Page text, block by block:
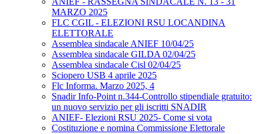
MARZO 2025
FLC CGIL - ELEZIONI RSU LOCANDINA
ELETTORALE
Assemblea sindacale ANIEF 10/04/25
Assemblea sindacale GILDA 02/04/25
Assemblea sindacale Cisl 02/04/25
Sciopero USB 4 aprile 2025
Flc Informa. Marzo 2025, 4
Snadir Info-Point n.344-Controllo stipendiale gratuito:
un nuovo servizio per gli iscritti SNADIR
ANIEF- Elezioni RSU 2025- Come si vota
Costituzione e nomina Commissione Elettorale